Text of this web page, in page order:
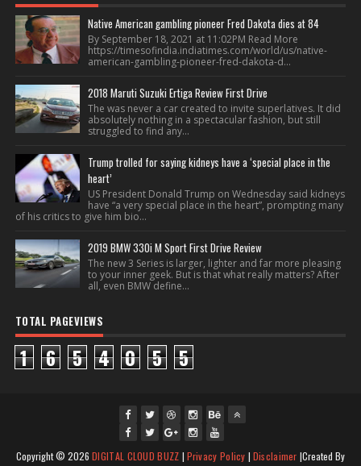
Native American gambling pioneer Fred Dakota dies at 84
By September 18, 2021 at 11:02PM Read More
https://timesofindia.indiatimes.com/world/us/native-
american-gambling-pioneer-fred-dakota-d...
2018 Maruti Suzuki Ertiga Review First Drive
The was never a car created to invite superlatives. It did
absolutely nothing in a spectacular fashion, but still
struggled to find any...
Trump trolled for saying kidneys have a ‘special place in the
heart’
US President Donald Trump on Wednesday said kidneys
have “a very special place in the heart”, prompting many
of his critics to give him bio...
2019 BMW 330i M Sport First Drive Review
The new 3 Series is larger, lighter and far more pleasing
to your inner geek. But is that what really matters? After
all, even BMW define...
TOTAL PAGEVIEWS
1 6 5 4 0 5 5
fac twi
gpl ins
you
Copyright ©2026DIGITAL CLOUD BUZZ | Privacy Policy | Disclaimer |Created By